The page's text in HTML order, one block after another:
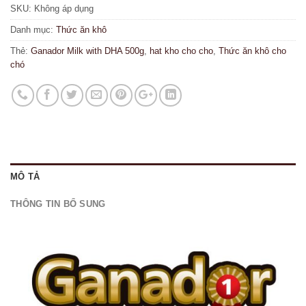
SKU: Không áp dụng
Danh mục: Thức ăn khô
Thẻ: Ganador Milk with DHA 500g, hat kho cho cho, Thức ăn khô cho
chó
MÔ TẢ
THÔNG TIN BỔ SUNG